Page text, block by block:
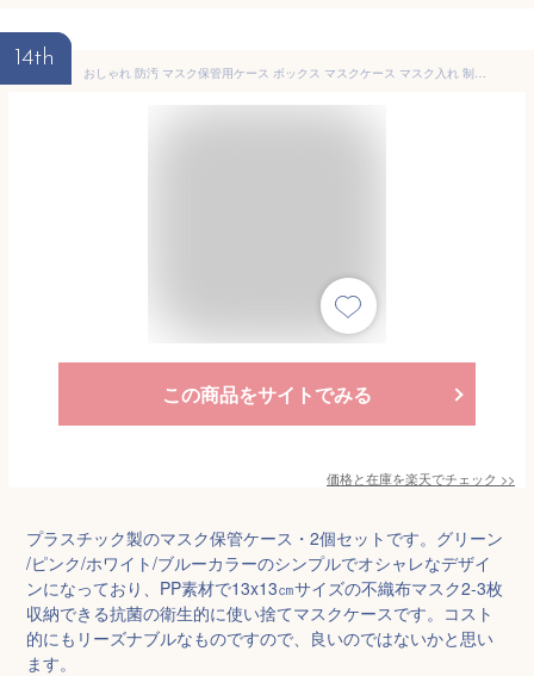
14th
おしゃれ 防汚 マスク保管用ケース ボックス マスクケース マスク入れ 制菌 マスク収納 持ち運びに便利 抗菌 衛生 2個セット コンパクト プラスチック 折りたたみ 使い捨てマスクケース 携帯用
この商品をサイトでみる
価格と在庫を楽天でチェック >>
プラスチック製のマスク保管ケース・2個セットです。グリーン
/ピンク/ホワイト/ブルーカラーのシンプルでオシャレなデザイ
ンになっており、PP素材で13x13㎝サイズの不織布マスク2-3枚
収納できる抗菌の衛生的に使い捨てマスクケースです。コスト
的にもリーズナブルなものですので、良いのではないかと思い
ます。